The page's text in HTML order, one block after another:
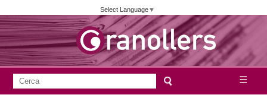
Vés
al
contingut
Select Language▼
☰
F
e